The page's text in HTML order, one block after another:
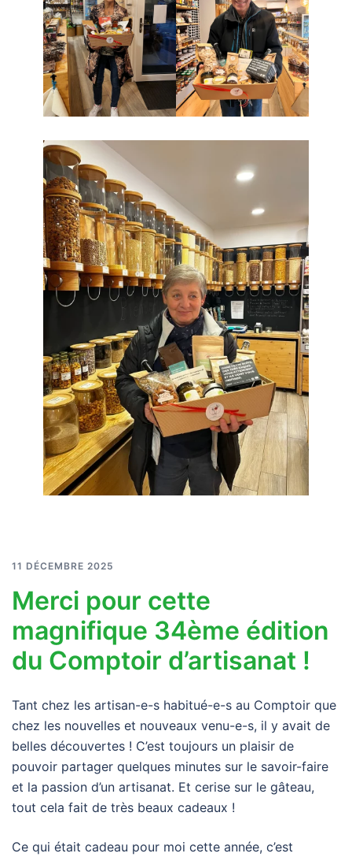
11 DÉCEMBRE 2025
Merci pour cette
magnifique 34ème édition
du Comptoir d’artisanat !
Tant chez les artisan-e-s habitué-e-s au Comptoir que
chez les nouvelles et nouveaux venu-e-s, il y avait de
belles découvertes ! C’est toujours un plaisir de
pouvoir partager quelques minutes sur le savoir-faire
et la passion d’un artisanat. Et cerise sur le gâteau,
tout cela fait de très beaux cadeaux !
Ce qui était cadeau pour moi cette année, c’est